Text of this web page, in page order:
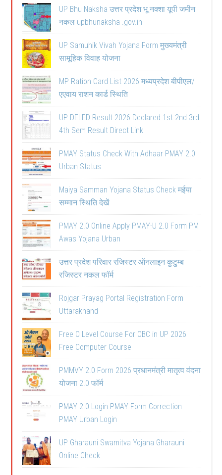
UP Bhu Naksha उत्तर प्रदेश भू नक्शा यूपी जमीन
नकल upbhunaksha .gov.in
UP Samuhik Vivah Yojana Form मुख्यमंत्री
सामूहिक विवाह योजना
MP Ration Card List 2026 मध्यप्रदेश बीपीएल/
एएवाय राशन कार्ड स्थिति
UP DELED Result 2026 Declared 1st 2nd 3rd
4th Sem Result Direct Link
PMAY Status Check With Adhaar PMAY 2.0
Urban Status
Maiya Samman Yojana Status Check मईया
सम्मान स्थिति देखें
PMAY 2.0 Online Apply PMAY-U 2.0 Form PM
Awas Yojana Urban
उत्तर प्रदेश परिवार रजिस्टर ऑनलाइन कुटुम्ब
रजिस्टर नकल फॉर्म
Rojgar Prayag Portal Registration Form
Uttarakhand
Free O Level Course For OBC in UP 2026
Free Computer Course
PMMVY 2.0 Form 2026 प्रधानमंत्री मातृत्व वंदना
योजना 2.0 फॉर्म
PMAY 2.0 Login PMAY Form Correction
PMAY Urban Login
UP Gharauni Swamitva Yojana Gharauni
Online Check